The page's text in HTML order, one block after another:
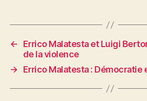
←
Errico Malatesta et Luigi
de la violence
→
Errico Malatesta : Démocratie